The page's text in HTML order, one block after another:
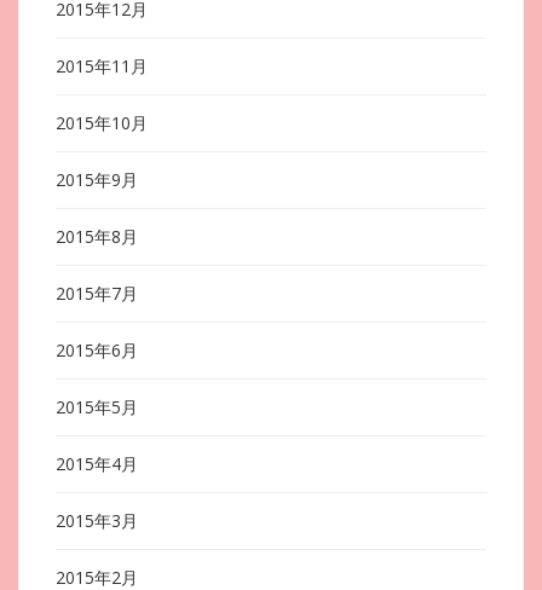
2015年12月
2015年11月
2015年10月
2015年9月
2015年8月
2015年7月
2015年6月
2015年5月
2015年4月
2015年3月
2015年2月